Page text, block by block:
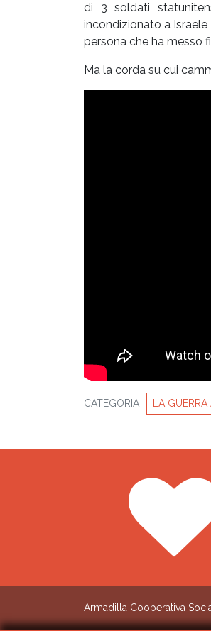
di 3 soldati
incondizionato a
persona che ha messo
Ma la corda su cui
CATEGORIA LA
Armadilla Cooperativa